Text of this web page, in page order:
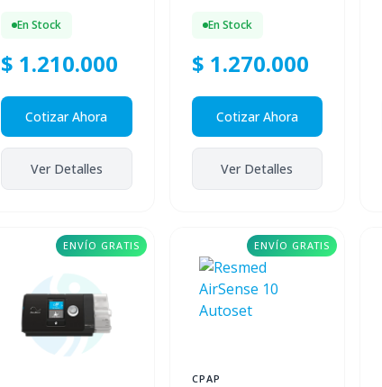
En Stock
$ 1.210.000
Cotizar Ahora
Ver Detalles
En Stock
$ 1.270.000
Cotizar Ahora
Ver Detalles
ENVÍO GRATIS ENVÍO GRATIS
CPAP